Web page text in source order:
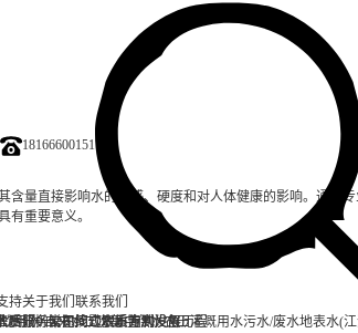
18166600151
质分析仪在线式水质监测设备
饮用水/自来水二次集中供水农田灌溉用水污水/废水地表水(
资讯
持
后服务常见问题
关于我们
公司简介资质专利发展历程
联系我们
联系方式
量直接影响水的口感、硬度和对人体健康的影响。通过
有重要意义。